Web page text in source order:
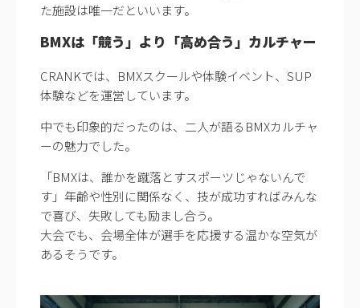
た施設は唯一だといいます。
BMXは「競う」より「高め合う」カルチャー
CRANKでは、BMXスクールや体験イベント、SUP
体験などを運営しています。
中でも印象的だったのは、二人が語るBMXカルチャ
ーの魅力でした。
「BMXは、誰かを蹴落とすスポーツじゃないんで
す」年齢や性別に関係なく、技が成功すればみんな
で喜び、失敗しても励まし合う。
大会でも、会場全体が選手を応援する温かな空気が
あるそうです。